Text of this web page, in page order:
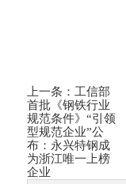
上一条： 工信部
首批《钢铁行业
规范条件》“引领
型规范企业”公
布：永兴特钢成
为浙江唯一上榜
企业